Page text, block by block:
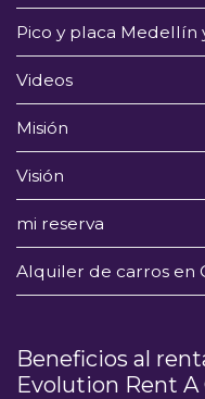
Pico y placa Medellín
Videos
Misión
Visión
mi reserva
Alquiler de carros en
Beneficios al
Evolution Rent A